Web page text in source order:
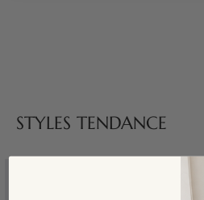
STYLES TENDANCE